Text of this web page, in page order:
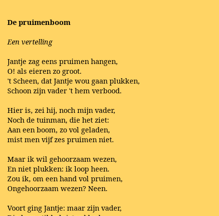
De pruimenboom
Een vertelling
Jantje zag eens pruimen hangen,
O! als eieren zo groot.
't Scheen, dat Jantje wou gaan plukken,
Schoon zijn vader 't hem verbood.
Hier is, zei hij, noch mijn vader,
Noch de tuinman, die het ziet:
Aan een boom, zo vol geladen,
mist men vijf zes pruimen niet.
Maar ik wil gehoorzaam wezen,
En niet plukken: ik loop heen.
Zou ik, om een hand vol pruimen,
Ongehoorzaam wezen? Neen.
Voort ging Jantje: maar zijn vader,